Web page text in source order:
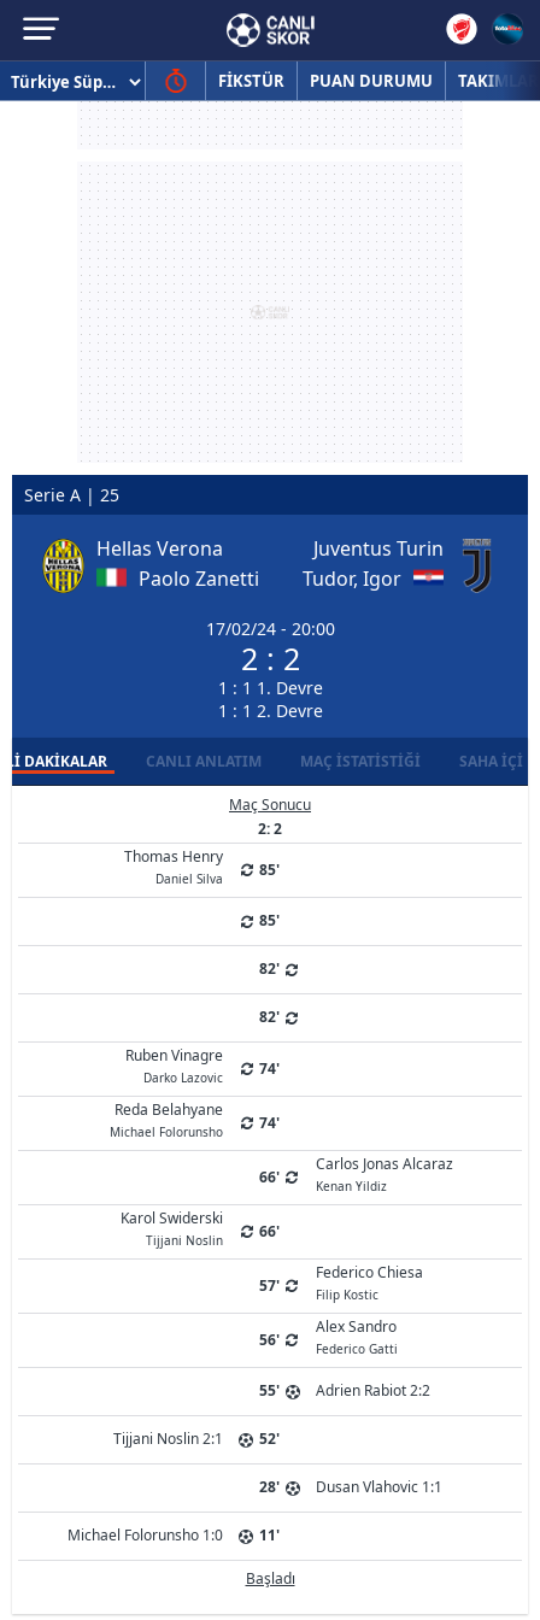
FİKSTÜR PUAN DURUMU TAKIMLAR
Serie A | 25
Hellas Verona
Paolo Zanetti
17/02/24 - 20:00
2 : 2
1 : 1 1. Devre
1 : 1 2. Devre
Juventus Turin
Tudor, Igor
DAKIKALAR CANLI ANLATIM MAÇ İSTATISTIĞI SAHA İÇI
Maç Sonucu
2: 2
Thomas Henry
Daniel Silva 85'
85'
82'
82'
Ruben Vinagre
Darko Lazovic
74'
Reda Belahyane
Michael Folorunsho 74'
66'
Carlos Jonas Alcaraz
Kenan Yildiz
Karol Swiderski
Tijjani Noslin 66'
57'
Federico Chiesa
Filip Kostic
56'
Alex Sandro
Federico Gatti
55' Adrien Rabiot 2:2
Tijjani Noslin 2:1 52'
28' Dusan Vlahovic 1:1
Michael Folorunsho 1:0 11'
Başladı